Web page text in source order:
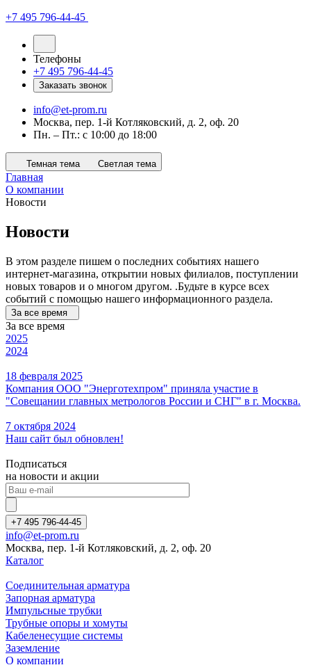
+7 495 796-44-45
Телефоны
+7 495 796-44-45
Заказать звонок
info@et-prom.ru
Москва, пер. 1-й Котляковский, д. 2, оф. 20
Пн. – Пт.: с 10:00 до 18:00
Темная тема Светлая тема
Главная
О компании
Новости
Новости
В этом разделе пишем о последних событиях нашего
интернет-магазина, открытии новых филиалов, поступлении
новых товаров и о многом другом. .Будьте в курсе всех
событий с помощью нашего информационного раздела.
За все время
За все время
2025
2024
18 февраля 2025
Компания ООО "Энерготехпром" приняла участие в
"Совещании главных метрологов России и СНГ" в г. Москва.
7 октября 2024
Наш сайт был обновлен!
Подписаться
на новости и акции
+7 495 796-44-45
info@et-prom.ru
Москва, пер. 1-й Котляковский, д. 2, оф. 20
Каталог
Соединительная арматура
Запорная арматура
Импульсные трубки
Трубные опоры и хомуты
Кабеленесущие системы
Заземление
О компании